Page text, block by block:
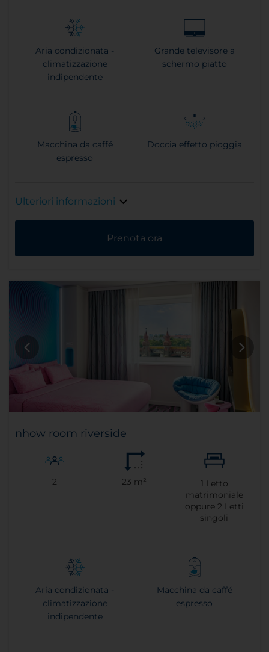
Aria condizionata -
climatizzazione
indipendente
Grande televisore a
schermo piatto
Macchina da caffé
espresso
Doccia effetto pioggia
Ulteriori informazioni
Prenota ora
nhow room riverside
2 23 m² 1 Letto
matrimoniale
oppure 2 Letti
singoli
Aria condizionata -
climatizzazione
indipendente
Macchina da caffé
espresso